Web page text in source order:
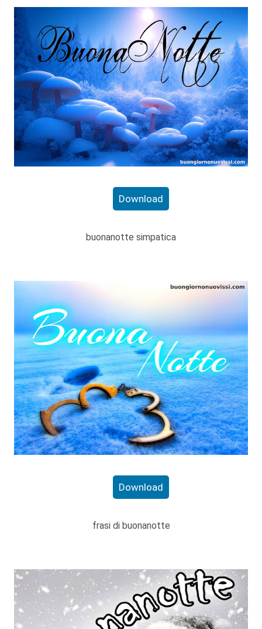
Download
buonanotte simpatica
Download
frasi di buonanotte